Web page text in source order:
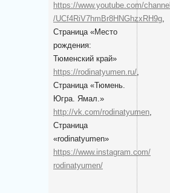
https://www.youtube.com/channel
/UCf4RiV7hmBr8HNGhzxRH9g,
Cтраница «Место
рождения:
Тюменский край»
https://rodinatyumen.ru/,
Cтраница «Тюмень.
Югра. Ямал.»
http://vk.com/rodinatyumen,
Cтраница
«rodinatyumen»
https://www.instagram.com/
rodinatyumen/